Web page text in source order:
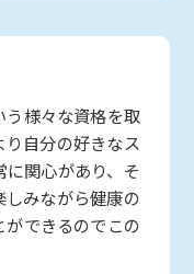
様々な資格を取
自分の好きなス
関心があり、そ
みながら健康の
できるのでこの